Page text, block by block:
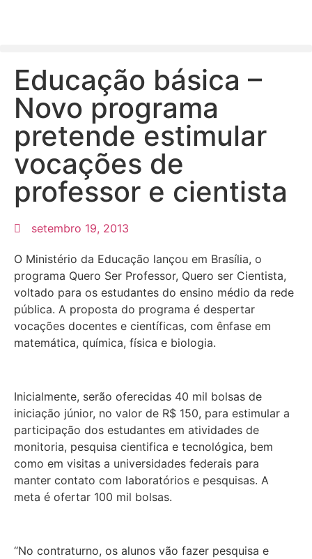
Educação básica –
Novo programa
pretende estimular
vocações de
professor e cientista
setembro 19, 2013
O Ministério da Educação lançou em Brasília, o
programa Quero Ser Professor, Quero ser Cientista,
voltado para os estudantes do ensino médio da rede
pública. A proposta do programa é despertar
vocações docentes e científicas, com ênfase em
matemática, química, física e biologia.
Inicialmente, serão oferecidas 40 mil bolsas de
iniciação júnior, no valor de R$ 150, para estimular a
participação dos estudantes em atividades de
monitoria, pesquisa cientifica e tecnológica, bem
como em visitas a universidades federais para
manter contato com laboratórios e pesquisas. A
meta é ofertar 100 mil bolsas.
“No contraturno, os alunos vão fazer pesquisa e